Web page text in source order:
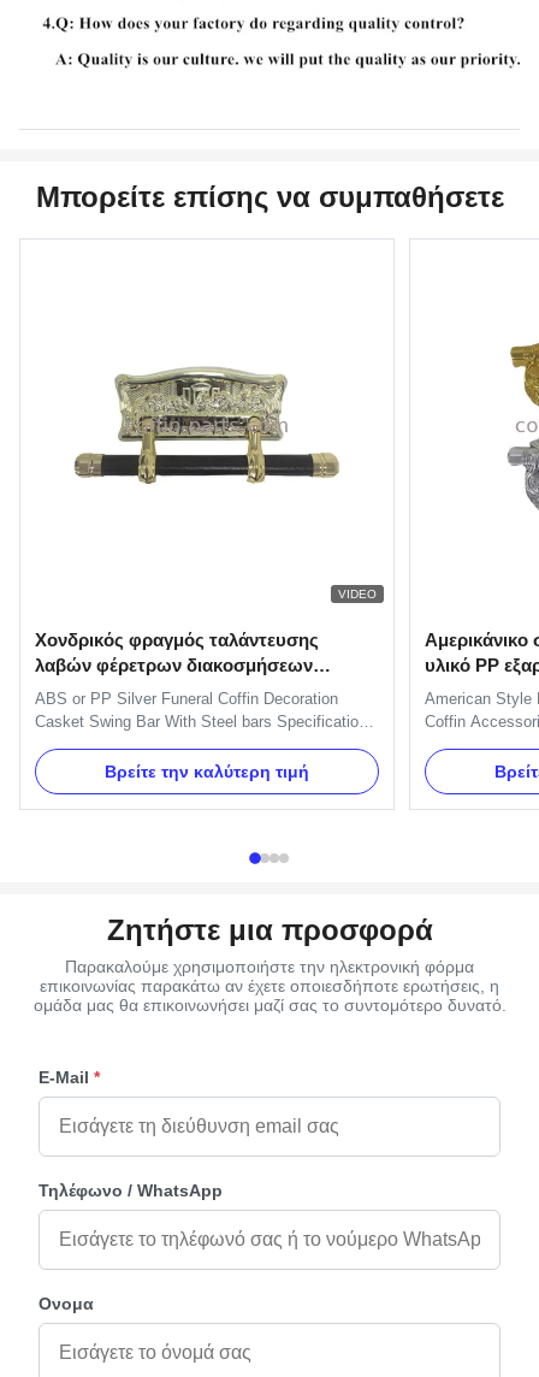
Μπορείτε επίσης να συμπαθήσετε
VIDEO
Χονδρικός φραγμός ταλάντευσης
λαβών φέρετρων διακοσμήσεων
φέρετρων, προμηθευτές λαβών
φέρετρων
ABS or PP Silver Funeral Coffin Decoration
Casket Swing Bar With Steel bars Specification:
handles ,8pcs end caps and 2 long bars and 2
short bars. Item Name TX-A Swing bar Material
Plastic (PP) and Zinc Alloy Color Gold, silver,
Βρείτε την καλύτερη τιμή
Αμερικάνικο
υλικό PP
χειροπέδες
American Style
Coffin
TX-Model
Gold, silver,
30 days after
Ζητήστε μια προσφορά
Παρακαλούμε χρησιμοποιήστε την ηλεκτρονική φόρμα
επικοινωνίας παρακάτω αν έχετε οποιεσδήποτε ερωτήσεις, η
ομάδα μας θα επικοινωνήσει μαζί σας το συντομότερο δυνατό.
E-Mail *
Τηλέφωνο / WhatsApp
Ονομα